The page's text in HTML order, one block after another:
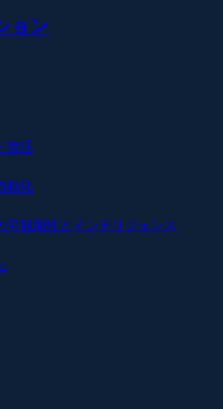
ョン
管理
動化
可観測性とインテリジェンス